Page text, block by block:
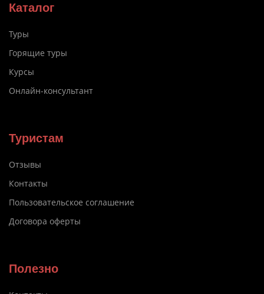
Каталог
Туры
Горящие туры
Курсы
Онлайн-консультант
Туристам
Отзывы
Контакты
Пользовательское соглашение
Договора оферты
Полезно